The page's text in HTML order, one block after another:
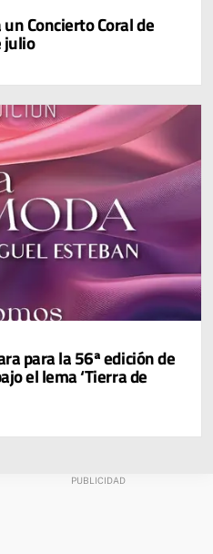
Concierto Coral de
julio
para la 56ª edición de
el lema ‘Tierra de